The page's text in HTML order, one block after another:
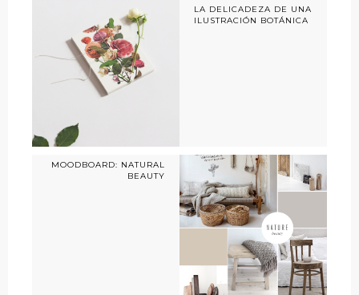
LA DELICADEZA DE UNA
ILUSTRACIÓN BOTÁNICA
MOODBOARD: NATURAL
BEAUTY